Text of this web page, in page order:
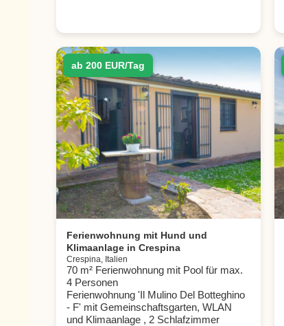
ab 200 EUR/Tag
Ferienwohnung mit Hund und
Klimaanlage in Crespina
Crespina, Italien
70 m² Ferienwohnung mit Pool für max.
4 Personen
Ferienwohnung 'Il Mulino Del Botteghino
- F' mit Gemeinschaftsgarten, WLAN
und Klimaanlage , 2 Schlafzimmer